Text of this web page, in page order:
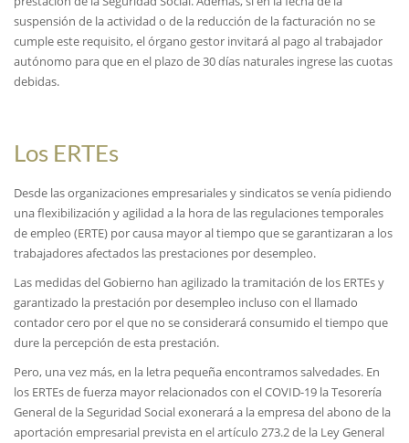
suspensión de la actividad o de la reducción de la facturación no se
cumple este requisito, el órgano gestor invitará al pago al trabajador
autónomo para que en el plazo de 30 días naturales ingrese las cuotas
debidas.
Los ERTEs
Desde las organizaciones empresariales y sindicatos se venía pidiendo
una flexibilización y agilidad a la hora de las regulaciones temporales
de empleo (ERTE) por causa mayor al tiempo que se garantizaran a los
trabajadores afectados las prestaciones por desempleo.
Las medidas del Gobierno han agilizado la tramitación de los ERTEs y
garantizado la prestación por desempleo incluso con el llamado
contador cero por el que no se considerará consumido el tiempo que
dure la percepción de esta prestación.
Pero, una vez más, en la letra pequeña encontramos salvedades. En
los ERTEs de fuerza mayor relacionados con el COVID-19 la Tesorería
General de la Seguridad Social exonerará a la empresa del abono de la
aportación empresarial prevista en el artículo 273.2 de la Ley General